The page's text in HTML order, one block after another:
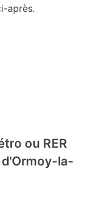
après.
ou RER
la-